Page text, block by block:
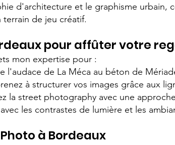
d'architecture et le graphisme urbain,
de jeu créatif.
pour affûter votre
mon expertise pour :
l'audace de La Méca au béton de
à structurer vos images grâce aux
la street photography avec une
les contrastes de lumière et les
à Bordeaux